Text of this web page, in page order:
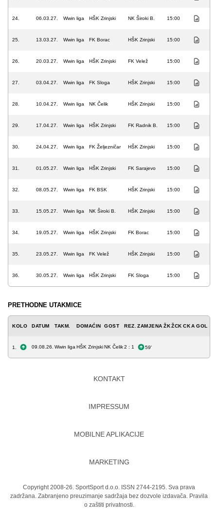
24. 06.03.27. Wwin liga HŠK Zrinjski NK Široki B. 15:00
25. 13.03.27. Wwin liga FK Borac HŠK Zrinjski 15:00
26. 20.03.27. Wwin liga HŠK Zrinjski FK Velež 15:00
27. 03.04.27. Wwin liga FK Sloga HŠK Zrinjski 15:00
28. 10.04.27. Wwin liga NK Čelik HŠK Zrinjski 15:00
29. 17.04.27. Wwin liga HŠK Zrinjski FK Radnik B. 15:00
30. 24.04.27. Wwin liga FK Željezničar HŠK Zrinjski 15:00
31. 01.05.27. Wwin liga HŠK Zrinjski FK Sarajevo 15:00
32. 08.05.27. Wwin liga FK BSK HŠK Zrinjski 15:00
33. 15.05.27. Wwin liga NK Široki B. HŠK Zrinjski 15:00
34. 19.05.27. Wwin liga HŠK Zrinjski FK Borac 15:00
35. 23.05.27. Wwin liga FK Velež HŠK Zrinjski 15:00
36. 30.05.27. Wwin liga HŠK Zrinjski FK Sloga 15:00
PRETHODNE UTAKMICE
KOLO DATUM TAKM. DOMAĆIN GOST REZ. ZAMJENA ŽKŽCK CKA GOL
1. 09.08.26. Wwin liga HŠK ZrinjskiNK Čelik2 : 1 59'
KONTAKT
IMPRESSUM
MOBILNE APLIKACIJE
MARKETING
Copyright 2008-26. SportSport d.o.o. ISSN 2744-2195. Sva prava
zadržana. Zabranjeno preuzimanje sadržaja bez dozvole izdavača. Pravila
o zaštiti privatnosti.